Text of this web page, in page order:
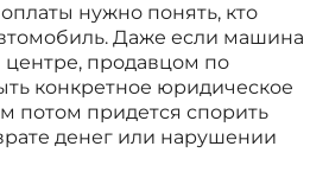
нужно понять, кто
Даже если машина
центре, продавцом по
конкретное юридическое
потом придется спорить
денег или нарушении